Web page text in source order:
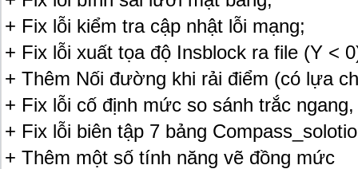
+ Fix lỗi kiểm tra cập nhật lỗi mạng;
+ Fix lỗi xuất tọa độ Insblock ra file (Y <
+ Thêm Nối đường khi rải điểm (có lựa
+ Fix lỗi cố định mức so sánh trắc
+ Fix lỗi biên tập 7 bảng
+ Thêm một số tính năng vẽ đồng mức